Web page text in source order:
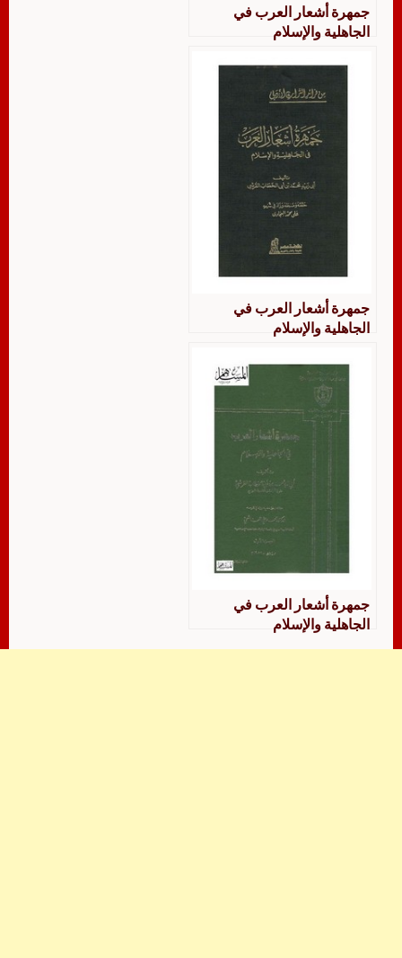
جمهرة أشعار العرب في
الجاهلية والإسلام
جمهرة أشعار العرب في
الجاهلية والإسلام
جمهرة أشعار العرب في
الجاهلية والإسلام